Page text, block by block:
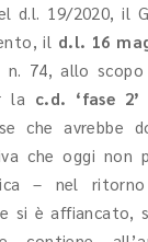
d.l. 19/2020, il
il d.l. 16
n. 74, allo
la c.d. ‘fase 2’
che avrebbe
che oggi non
– nel
si è affiancato,